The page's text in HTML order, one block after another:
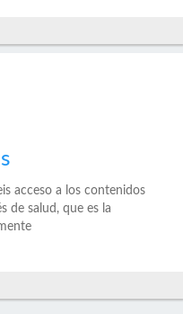
acceso a los contenidos
de salud, que es la